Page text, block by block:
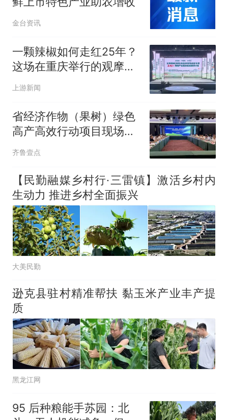
金台资讯
一颗辣椒如何走红25年？
这场在重庆举行的观摩研
讨会说清楚了
上游新闻
省经济作物（果树）绿色
高产高效行动项目现场观
摩交流会落地栖霞
齐鲁壹点
【民勤融媒乡村行·三雷镇】激活乡村内
生动力 推进乡村全面振兴
大美民勤
逊克县驻村精准帮扶 黏玉米产业丰产提
质
黑龙江网
95 后种粮能手苏园：北